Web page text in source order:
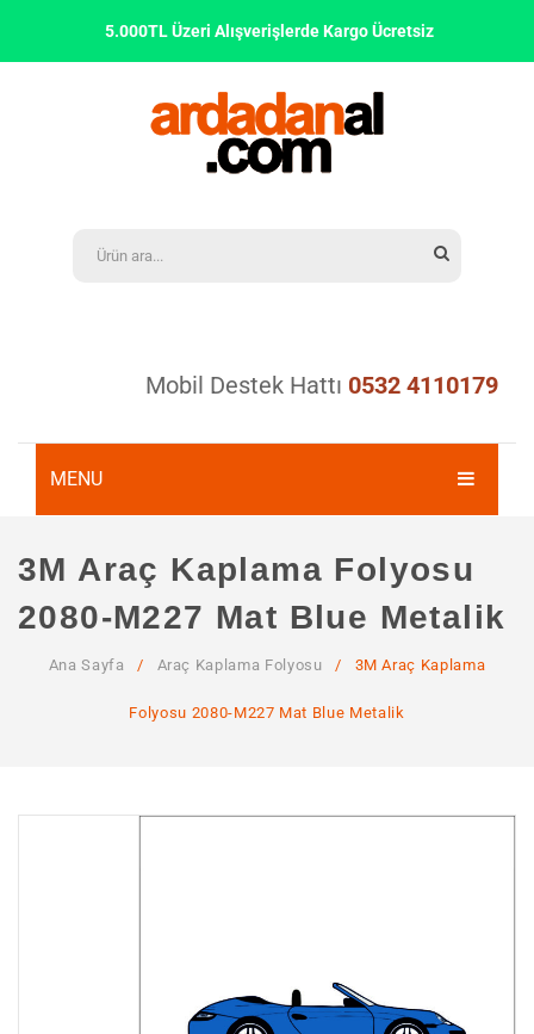
5.000TL Üzeri Alışverişlerde Kargo Ücretsiz
Mobil Destek Hattı 0532 4110179
MENU
KURUMSAL
3M Araç Kaplama Folyosu
2080-M227 Mat Blue Metalik
Ana Sayfa / Araç Kaplama Folyosu / 3M Araç Kaplama
Folyosu 2080-M227 Mat Blue Metalik